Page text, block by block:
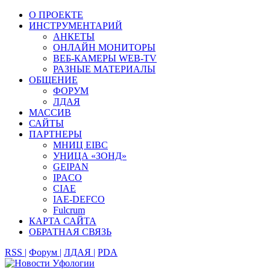
О ПРОЕКТЕ
ИНСТРУМЕНТАРИЙ
АНКЕТЫ
ОНЛАЙН МОНИТОРЫ
ВЕБ-КАМЕРЫ WEB-TV
РАЗНЫЕ МАТЕРИАЛЫ
ОБЩЕНИЕ
ФОРУМ
ЛДАЯ
МАССИВ
САЙТЫ
ПАРТНЕРЫ
МНИЦ EIBC
УНИЦА «ЗОНД»
GEIPAN
IPACO
CIAE
IAE-DEFCO
Fulcrum
КАРТА САЙТА
ОБРАТНАЯ СВЯЗЬ
RSS | Форум | ЛДАЯ | PDA